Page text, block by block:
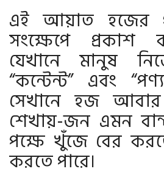
এই আয়াত হজের
সংক্ষেপে প্রকাশ
যেখানে মানুষ
“কন্টেন্ট” এবং
সেখানে হজ আবার
শেখায়-জন এমন
পক্ষে খুঁজে বের
করতে পারে।